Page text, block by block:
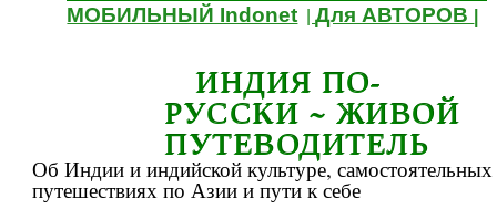
МОБИЛЬНЫЙ Indonet |Для АВТОРОВ
ИНДИЯ ПО-
РУССКИ ~ ЖИВОЙ
ПУТЕВОДИТЕЛЬ
Об Индии и индийской культуре, самостоятельных
путешествиях по Азии и пути к себе